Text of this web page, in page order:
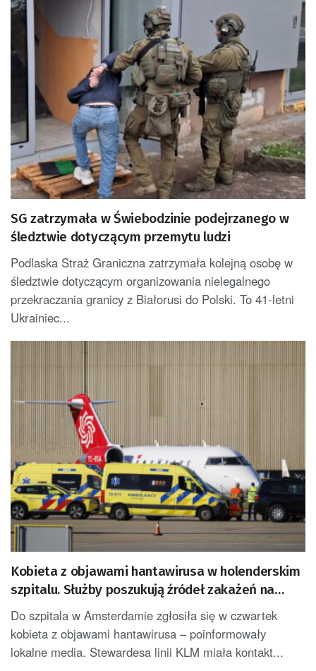
SG zatrzymała w Świebodzinie podejrzanego w
śledztwie dotyczącym przemytu ludzi
Podlaska Straż Graniczna zatrzymała kolejną osobę w
śledztwie dotyczącym organizowania nielegalnego
przekraczania granicy z Białorusi do Polski. To 41-letni
Ukrainiec...
Kobieta z objawami hantawirusa w holenderskim
szpitalu. Służby poszukują źródeł zakażeń na
wycieczkowcu
Do szpitala w Amsterdamie zgłosiła się w czwartek
kobieta z objawami hantawirusa – poinformowały
lokalne media. Stewardesa linii KLM miała kontakt...